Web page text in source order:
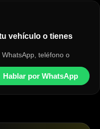
vehículo o tienes
teléfono o
Hablar por WhatsApp